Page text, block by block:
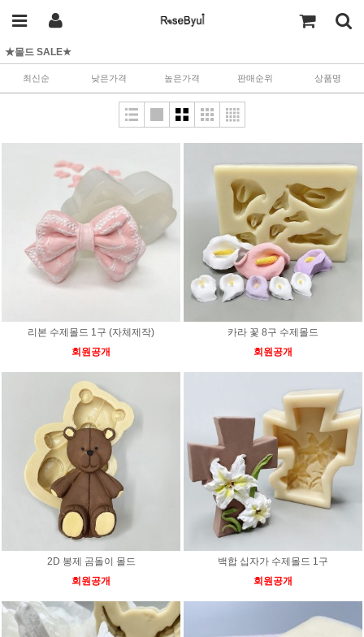
★몰드 SALE★
최신순 낮은가격 높은가격 판매순위 상품명
리본 수제몰드 1구 (자체제작)
회원공개
카라 꽃 8구 수제몰드
회원공개
2D 봉제 곰돌이 몰드
회원공개
백합 십자가 수제몰드 1구
회원공개